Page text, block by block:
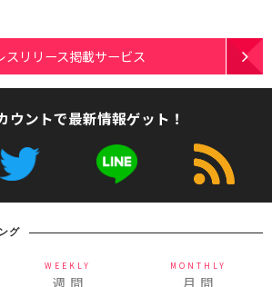
スリリース掲載サービス
ウントで最新情報ゲット！
グ
WEEKLY
週 間
MONTHLY
月 間